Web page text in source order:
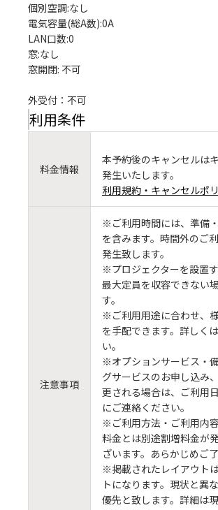
個別空調:なし
電気容量(総A数):0A
LAN口数:0
窓:なし
窓開閉: 不可
外受付：不可
利用条件
料金情報
本予約後のキャンセルは
発生いたします。
利用規約・キャンセルポ
注意事項
※ご利用時間には、準備
を含みます。時間外のご
発生致します。
※プロジェクターを設置
最大定員を収容できない
す。
※ご利用用途に合わせ、
を手配できます。詳しく
い。
※オプションサービス・
グサービスのお申し込み
更される場合は、ご利用
にご連絡ください。
※ご利用方法・ご利用内
料金とは別途割増料金が
ざいます。あらかじめご
※掲載されたレイアウト
トになります。現状と異
優先と致します。詳細は